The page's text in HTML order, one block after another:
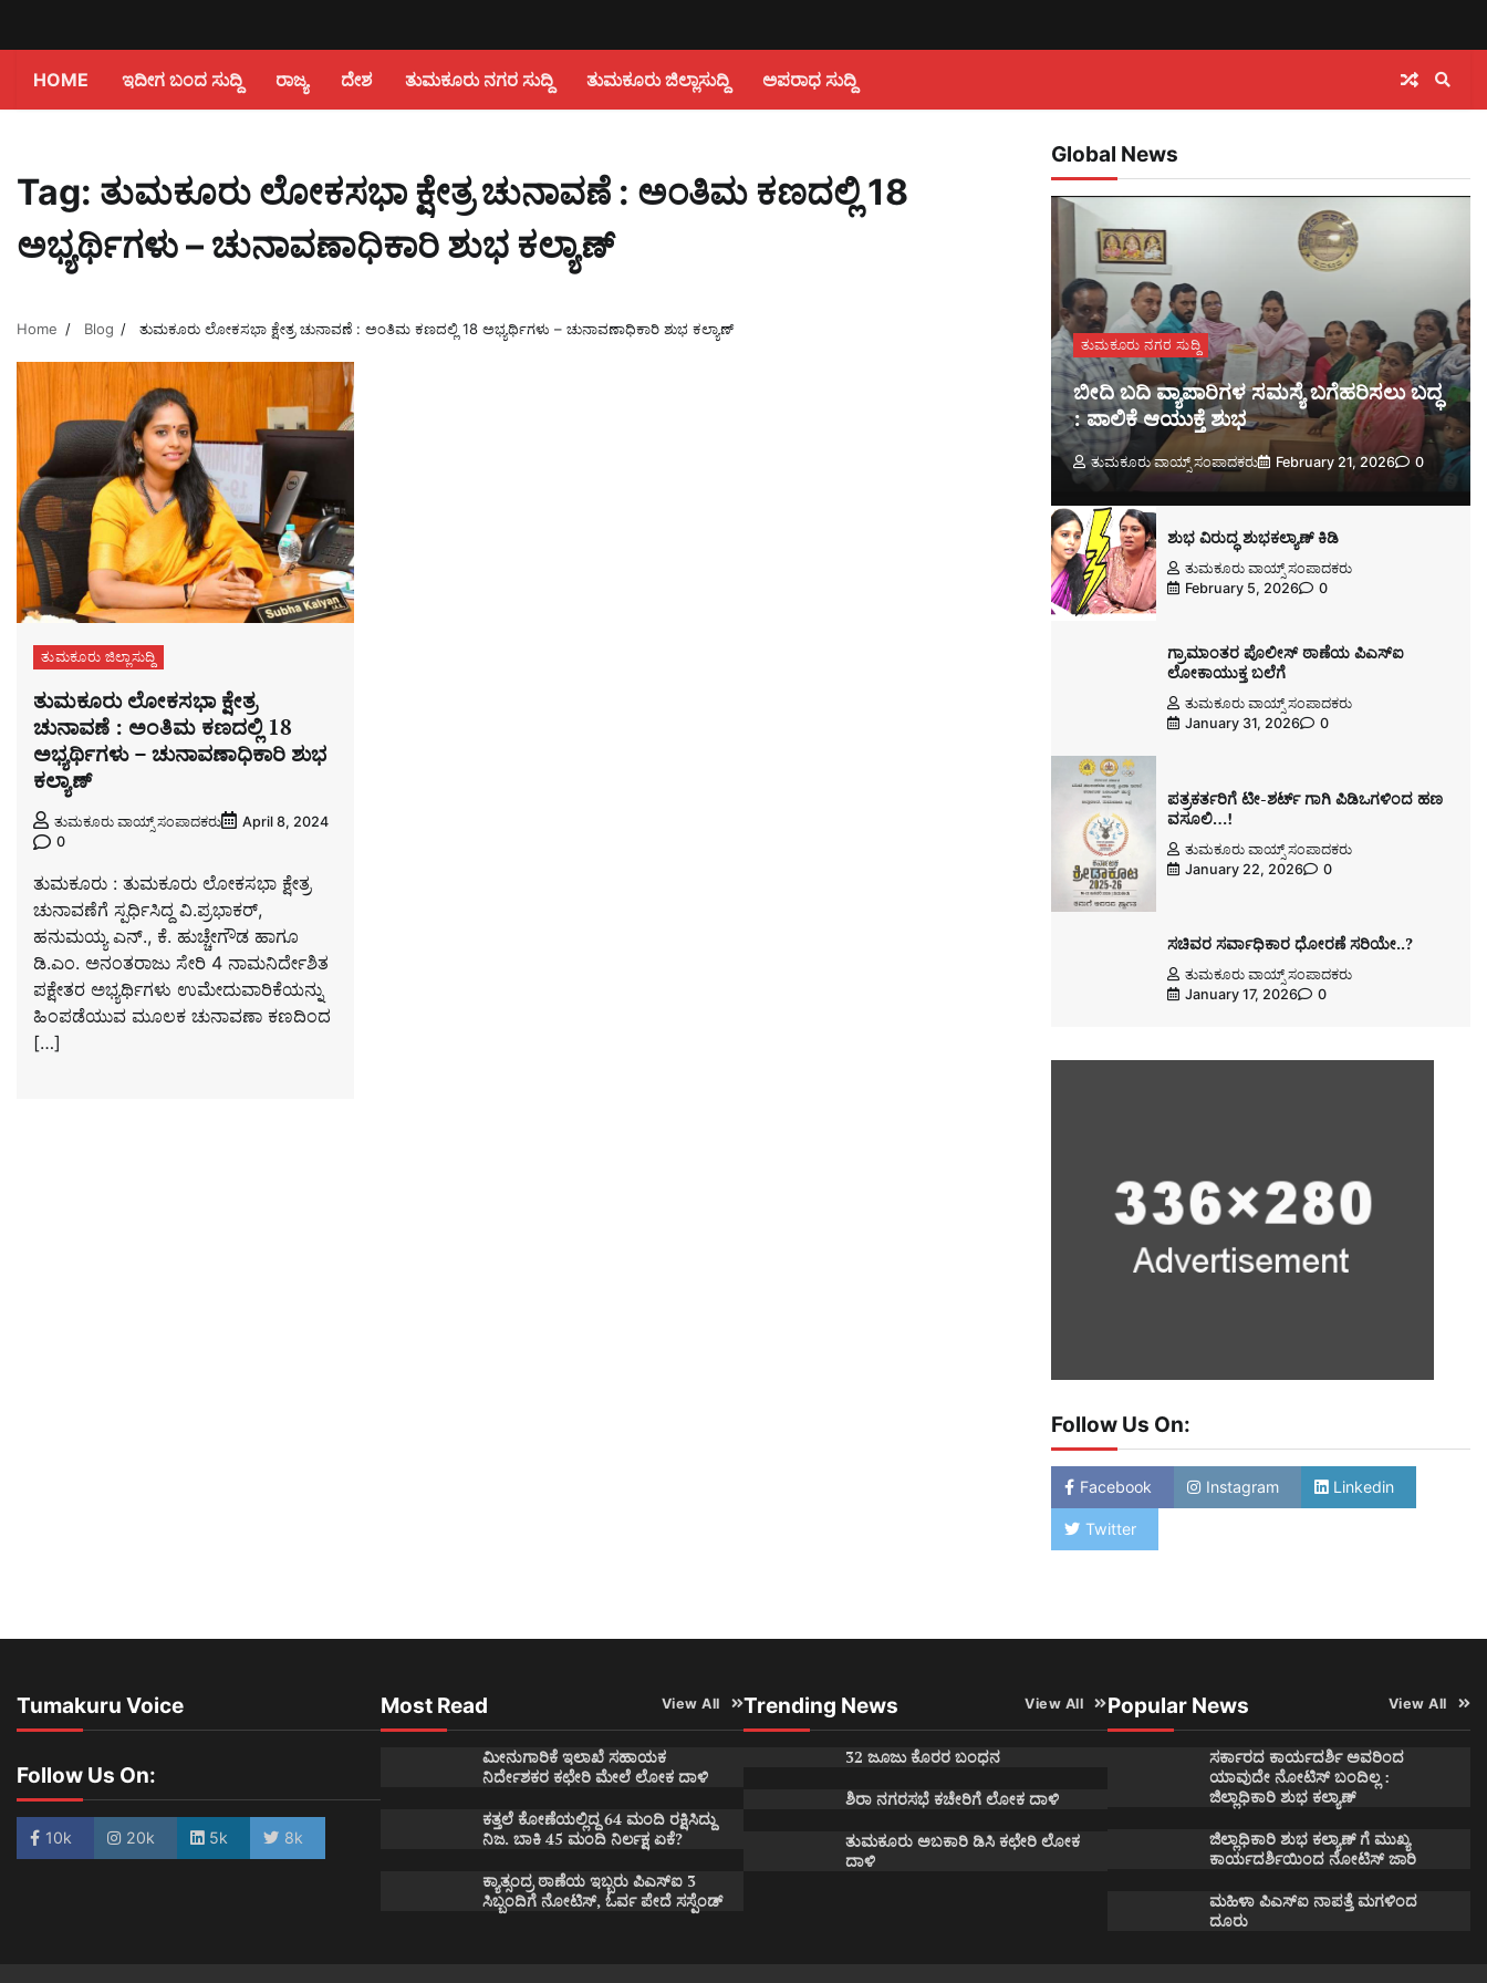
HOME ಇದೀಗ ಬಂದ ಸುದ್ದಿ ರಾಜ್ಯ ದೇಶ ತುಮಕೂರು ನಗರ ಸುದ್ದಿ ತುಮಕೂರು ಜಿಲ್ಲಾಸುದ್ದಿ ಅಪರಾಧ ಸುದ್ದಿ
Tag: ತುಮಕೂರು ಲೋಕಸಭಾ ಕ್ಷೇತ್ರ ಚುನಾವಣೆ : ಅಂತಿಮ ಕಣದಲ್ಲಿ 18
ಅಭ್ಯರ್ಥಿಗಳು – ಚುನಾವಣಾಧಿಕಾರಿ ಶುಭ ಕಲ್ಯಾಣ್
Home Blog ತುಮಕೂರು ಲೋಕಸಭಾ ಕ್ಷೇತ್ರ ಚುನಾವಣೆ : ಅಂತಿಮ ಕಣದಲ್ಲಿ 18 ಅಭ್ಯರ್ಥಿಗಳು – ಚುನಾವಣಾಧಿಕಾರಿ ಶುಭ ಕಲ್ಯಾಣ್
ತುಮಕೂರು ಜಿಲ್ಲಾಸುದ್ದಿ
ತುಮಕೂರು ಲೋಕಸಭಾ ಕ್ಷೇತ್ರ
ಚುನಾವಣೆ : ಅಂತಿಮ ಕಣದಲ್ಲಿ 18
ಅಭ್ಯರ್ಥಿಗಳು – ಚುನಾವಣಾಧಿಕಾರಿ ಶುಭ
ಕಲ್ಯಾಣ್
ತುಮಕೂರು ವಾಯ್ಸ್ ಸಂಪಾದಕರು
April 8, 2024
0
ತುಮಕೂರು : ತುಮಕೂರು ಲೋಕಸಭಾ ಕ್ಷೇತ್ರ
ಚುನಾವಣೆಗೆ ಸ್ಪರ್ಧಿಸಿದ್ದ ವಿ.ಪ್ರಭಾಕರ್,
ಹನುಮಯ್ಯ ಎನ್., ಕೆ. ಹುಚ್ಚೇಗೌಡ ಹಾಗೂ
ಡಿ.ಎಂ. ಅನಂತರಾಜು ಸೇರಿ 4 ನಾಮನಿರ್ದೇಶಿತ
ಪಕ್ಷೇತರ ಅಭ್ಯರ್ಥಿಗಳು ಉಮೇದುವಾರಿಕೆಯನ್ನು
ಹಿಂಪಡೆಯುವ ಮೂಲಕ ಚುನಾವಣಾ ಕಣದಿಂದ
[…]
Global News
ತುಮಕೂರು ನಗರ ಸುದ್ದಿ
ಬೀದಿ ಬದಿ ವ್ಯಾಪಾರಿಗಳ ಸಮಸ್ಯೆ ಬಗೆಹರಿಸಲು ಬದ್ಧ
: ಪಾಲಿಕೆ ಆಯುಕ್ತೆ ಶುಭ
ತುಮಕೂರು ವಾಯ್ಸ್ ಸಂಪಾದಕರು February 21, 2026 0
ಶುಭ ವಿರುದ್ಧ ಶುಭಕಲ್ಯಾಣ್ ಕಿಡಿ
ತುಮಕೂರು ವಾಯ್ಸ್ ಸಂಪಾದಕರು
February 5, 2026
0
ಗ್ರಾಮಾಂತರ ಪೊಲೀಸ್ ಠಾಣೆಯ ಪಿಎಸ್ಐ
ಲೋಕಾಯುಕ್ತ ಬಲೆಗೆ
ತುಮಕೂರು ವಾಯ್ಸ್ ಸಂಪಾದಕರು
January 31, 2026
0
ಪತ್ರಕರ್ತರಿಗೆ ಟೀ-ಶರ್ಟ್ ಗಾಗಿ ಪಿಡಿಒಗಳಿಂದ ಹಣ
ವಸೂಲಿ…!
ತುಮಕೂರು ವಾಯ್ಸ್ ಸಂಪಾದಕರು
January 22, 2026
0
ಸಚಿವರ ಸರ್ವಾಧಿಕಾರ ಧೋರಣೆ ಸರಿಯೇ..?
ತುಮಕೂರು ವಾಯ್ಸ್ ಸಂಪಾದಕರು
January 17, 2026
0
Follow Us On:
Facebook Instagram Linkedin
Twitter
Tumakuru Voice
Follow Us On:
10k 20k 5k 8k
Most Read View All
ಮೀನುಗಾರಿಕೆ ಇಲಾಖೆ ಸಹಾಯಕ
ನಿರ್ದೇಶಕರ ಕಛೇರಿ ಮೇಲೆ ಲೋಕ ದಾಳಿ
ಕತ್ತಲೆ ಕೋಣೆಯಲ್ಲಿದ್ದ 64 ಮಂದಿ ರಕ್ಷಿಸಿದ್ದು
ನಿಜ. ಬಾಕಿ 45 ಮಂದಿ ನಿರ್ಲಕ್ಷ ಏಕೆ?
ಕ್ಯಾತ್ಸಂದ್ರ ಠಾಣೆಯ ಇಬ್ಬರು ಪಿಎಸ್ಐ 3
ಸಿಬ್ಬಂದಿಗೆ ನೋಟಿಸ್, ಓರ್ವ ಪೇದೆ ಸಸ್ಪೆಂಡ್
Trending News View All
32 ಜೂಜು ಕೊರರ ಬಂಧನ
ಶಿರಾ ನಗರಸಭೆ ಕಚೇರಿಗೆ ಲೋಕ ದಾಳಿ
ತುಮಕೂರು ಅಬಕಾರಿ ಡಿಸಿ ಕಛೇರಿ ಲೋಕ
ದಾಳಿ
Popular News View All
ಸರ್ಕಾರದ ಕಾರ್ಯದರ್ಶಿ ಅವರಿಂದ
ಯಾವುದೇ ನೋಟಿಸ್ ಬಂದಿಲ್ಲ :
ಜಿಲ್ಲಾಧಿಕಾರಿ ಶುಭ ಕಲ್ಯಾಣ್
ಜಿಲ್ಲಾಧಿಕಾರಿ ಶುಭ ಕಲ್ಯಾಣ್ ಗೆ ಮುಖ್ಯ
ಕಾರ್ಯದರ್ಶಿಯಿಂದ ನೋಟಿಸ್ ಜಾರಿ
ಮಹಿಳಾ ಪಿಎಸ್ಐ ನಾಪತ್ತೆ ಮಗಳಿಂದ
ದೂರು